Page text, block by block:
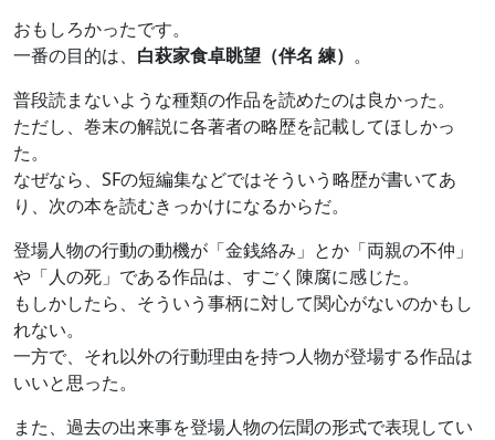
おもしろかったです。
一番の目的は、 白萩家食卓眺望（伴名 練） 。
普段読まないような種類の作品を読めたのは良かった。
ただし、巻末の解説に各著者の略歴を記載してほしかっ
た。
なぜなら、SFの短編集などではそういう略歴が書いてあ
り、次の本を読むきっかけになるからだ。
登場人物の行動の動機が「金銭絡み」とか「両親の不仲」
や「人の死」である作品は、すごく陳腐に感じた。
もしかしたら、そういう事柄に対して関心がないのかもし
れない。
一方で、それ以外の行動理由を持つ人物が登場する作品は
いいと思った。
また、過去の出来事を登場人物の伝聞の形式で表現してい